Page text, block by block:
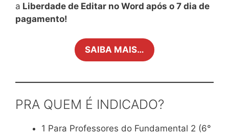
a Liberdade de Editar no Word após o 7 dia de
pagamento!
SAIBA MAIS…
PRA QUEM É INDICADO?
1 Para Professores do Fundamental 2 (6°